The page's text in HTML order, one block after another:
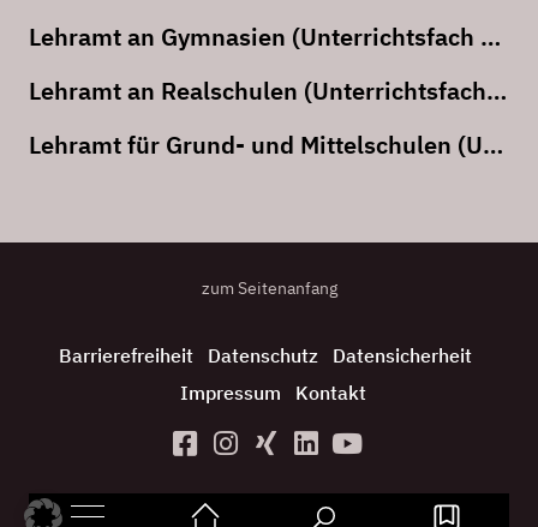
Lehramt an Gymnasien (Unterrichtsfach Musik in der Fächerverbindung)
Lehramt an Realschulen (Unterrichtsfach Musik)
Lehramt für Grund- und Mittelschulen (Unterrichtsfach Musik)
zum Seitenanfang
Barrierefreiheit Datenschutz
Datensicherheit
Impressum
Kontakt